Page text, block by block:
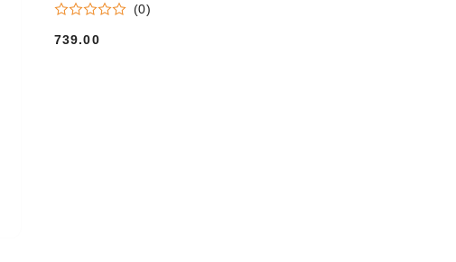
(0)
Cena:
739.00